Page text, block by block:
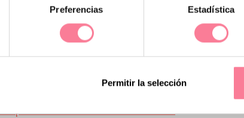
Preferencias Estadística
Permitir la selección
a tu espalda. Estos consejos y
para aliviarlo.
magnesio y vitamina C, D, E y B, algo
equilibrada. ¡Es tiempo de cuidarse más que
pesados durante tu embarazo. Si llevas